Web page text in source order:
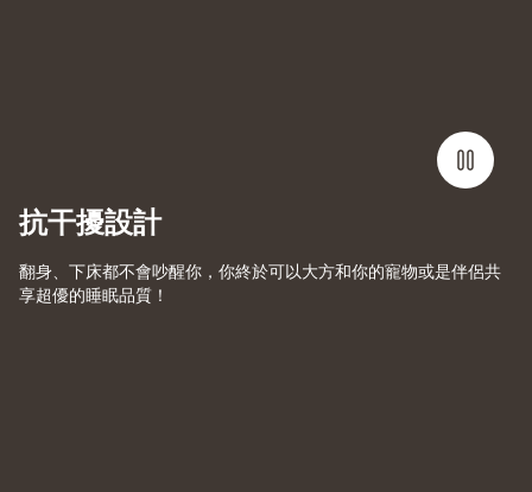
抗干擾設計
翻身、下床都不會吵醒你，你終於可以大方和你的寵物或是伴侶共
享超優的睡眠品質！